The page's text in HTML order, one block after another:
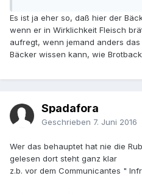
Es ist ja eher so, daß hier der
wenn er in Wirklichkeit Fleisch
aufregt, wenn jemand anders
Bäcker wissen kann, wie
Spadafora
Geschrieben 7. Juni 2016
Wer das behauptet hat nie die
gelesen dort steht ganz klar
z.b. vor dem Communicantes "